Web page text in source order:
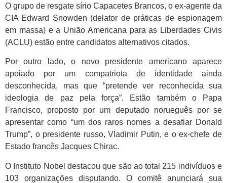
O grupo de resgate sírio Capacetes Brancos, o ex-agente da
CIA Edward Snowden (delator de práticas de espionagem
em massa) e a União Americana para as Liberdades Civis
(ACLU) estão entre candidatos alternativos citados.
Por outro lado, o novo presidente americano aparece
apoiado por um compatriota de identidade ainda
desconhecida, mas que “pretende ver reconhecida sua
ideologia de paz pela força”. Estão também o Papa
Francisco, proposto por um deputado norueguês por se
apresentar como “um dos raros nomes a desafiar Donald
Trump”, o presidente russo, Vladimir Putin, e o ex-chefe de
Estado francês Jacques Chirac.
O Instituto Nobel destacou que são ao total 215 indivíduos e
103 organizações disputando. O comitê anunciará sua